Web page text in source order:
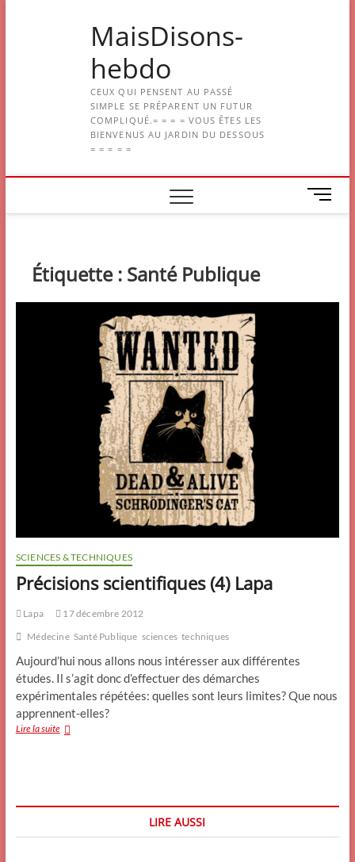
MaisDisons-
hebdo
CEUX QUI PENSENT AU PASSÉ
SIMPLE SE PRÉPARENT UN FUTUR
COMPLIQUÉ.= = = = VOUS ÊTES LES
BIENVENUS AU JARDIN DU DESSOUS
= = = = =
M
e
Étiquette : Santé Publique
SCIENCES & TECHNIQUES
Précisions scientifiques (4) Lapa
Lapa
17 décembre 2012
Médecine Santé Publique sciences techniques
Aujourd’hui nous allons nous intéresser aux différentes
études. Il s’agit donc d’effectuer des démarches
expérimentales répétées: quelles sont leurs limites? Que nous
apprennent-elles?
Lire la suitePrécisions
LIRE AUSSI